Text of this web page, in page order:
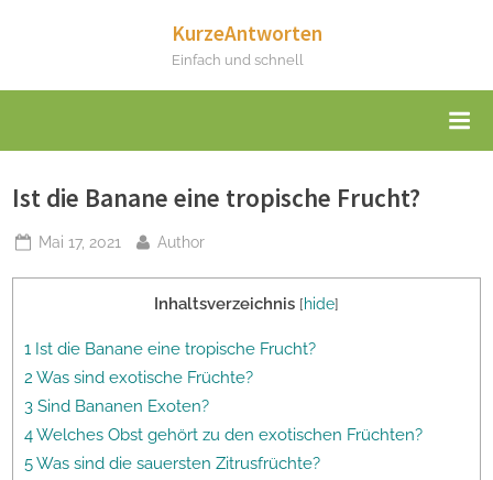
KurzeAntworten
Einfach und schnell
Ist die Banane eine tropische Frucht?
Posted
Mai 17, 2021 By
Author
Inhaltsverzeichnis [hide]
1 Ist die Banane eine tropische Frucht?
2 Was sind exotische Früchte?
3 Sind Bananen Exoten?
4 Welches Obst gehört zu den exotischen Früchten?
5 Was sind die sauersten Zitrusfrüchte?